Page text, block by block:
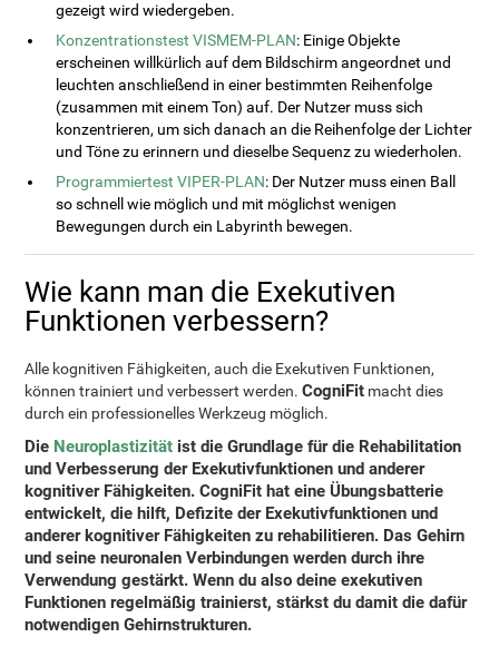
gezeigt wird wiedergeben.
Konzentrationstest VISMEM-PLAN: Einige Objekte
erscheinen willkürlich auf dem Bildschirm angeordnet und
leuchten anschließend in einer bestimmten Reihenfolge
(zusammen mit einem Ton) auf. Der Nutzer muss sich
konzentrieren, um sich danach an die Reihenfolge der Lichter
und Töne zu erinnern und dieselbe Sequenz zu wiederholen.
Programmiertest VIPER-PLAN: Der Nutzer muss einen Ball
so schnell wie möglich und mit möglichst wenigen
Bewegungen durch ein Labyrinth bewegen.
Wie kann man die Exekutiven
Funktionen verbessern?
Alle kognitiven Fähigkeiten, auch die Exekutiven Funktionen,
können trainiert und verbessert werden.CogniFit macht dies
durch ein professionelles Werkzeug möglich.
Die Neuroplastizität ist die Grundlage für die Rehabilitation
und Verbesserung der Exekutivfunktionen und anderer
kognitiver Fähigkeiten.CogniFit hat eine Übungsbatterie
entwickelt, die hilft, Defizite der Exekutivfunktionen und
anderer kognitiver Fähigkeiten zu rehabilitieren. Das Gehirn
und seine neuronalen Verbindungen werden durch ihre
Verwendung gestärkt. Wenn du also deine exekutiven
Funktionen regelmäßig trainierst, stärkst du damit die dafür
notwendigen Gehirnstrukturen.